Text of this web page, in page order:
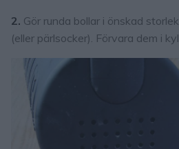
2. Gör runda bollar i önskad
(eller pärlsocker). Förvara dem i